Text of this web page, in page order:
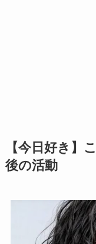
【今日好き】
後の活動